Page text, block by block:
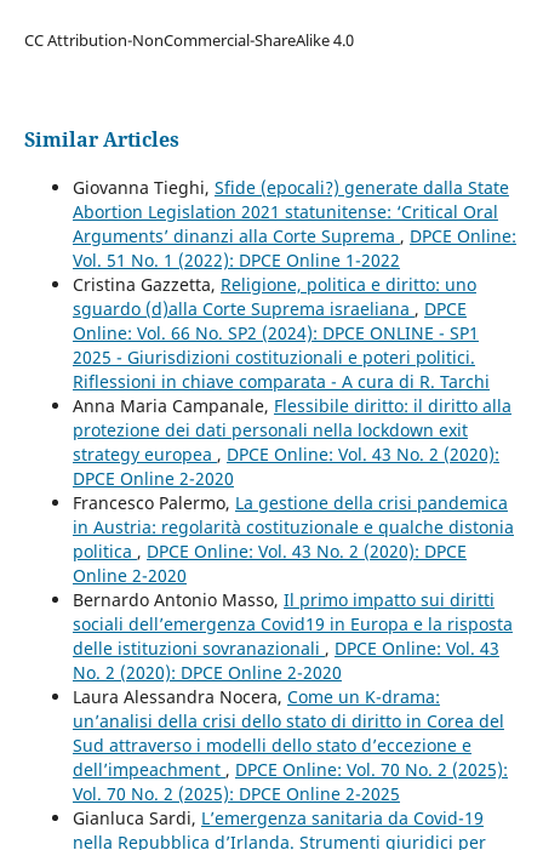
CC Attribution-NonCommercial-ShareAlike 4.0
Similar Articles
Giovanna Tieghi, Sfide (epocali?) generate dalla State
Abortion Legislation 2021 statunitense: ‘Critical Oral
Arguments’ dinanzi alla Corte Suprema , DPCE Online:
Vol. 51 No. 1 (2022): DPCE Online 1-2022
Cristina Gazzetta, Religione, politica e diritto: uno
sguardo (d)alla Corte Suprema israeliana , DPCE
Online: Vol. 66 No. SP2 (2024): DPCE ONLINE - SP1
2025 - Giurisdizioni costituzionali e poteri politici.
Riflessioni in chiave comparata - A cura di R. Tarchi
Anna Maria Campanale, Flessibile diritto: il diritto alla
protezione dei dati personali nella lockdown exit
strategy europea , DPCE Online: Vol. 43 No. 2 (2020):
DPCE Online 2-2020
Francesco Palermo, La gestione della crisi pandemica
in Austria: regolarità costituzionale e qualche distonia
politica , DPCE Online: Vol. 43 No. 2 (2020): DPCE
Online 2-2020
Bernardo Antonio Masso, Il primo impatto sui diritti
sociali dell’emergenza Covid19 in Europa e la risposta
delle istituzioni sovranazionali , DPCE Online: Vol. 43
No. 2 (2020): DPCE Online 2-2020
Laura Alessandra Nocera, Come un K-drama:
un’analisi della crisi dello stato di diritto in Corea del
Sud attraverso i modelli dello stato d’eccezione e
dell’impeachment , DPCE Online: Vol. 70 No. 2 (2025):
Vol. 70 No. 2 (2025): DPCE Online 2-2025
Gianluca Sardi, L’emergenza sanitaria da Covid-19
nella Repubblica d’Irlanda. Strumenti giuridici per